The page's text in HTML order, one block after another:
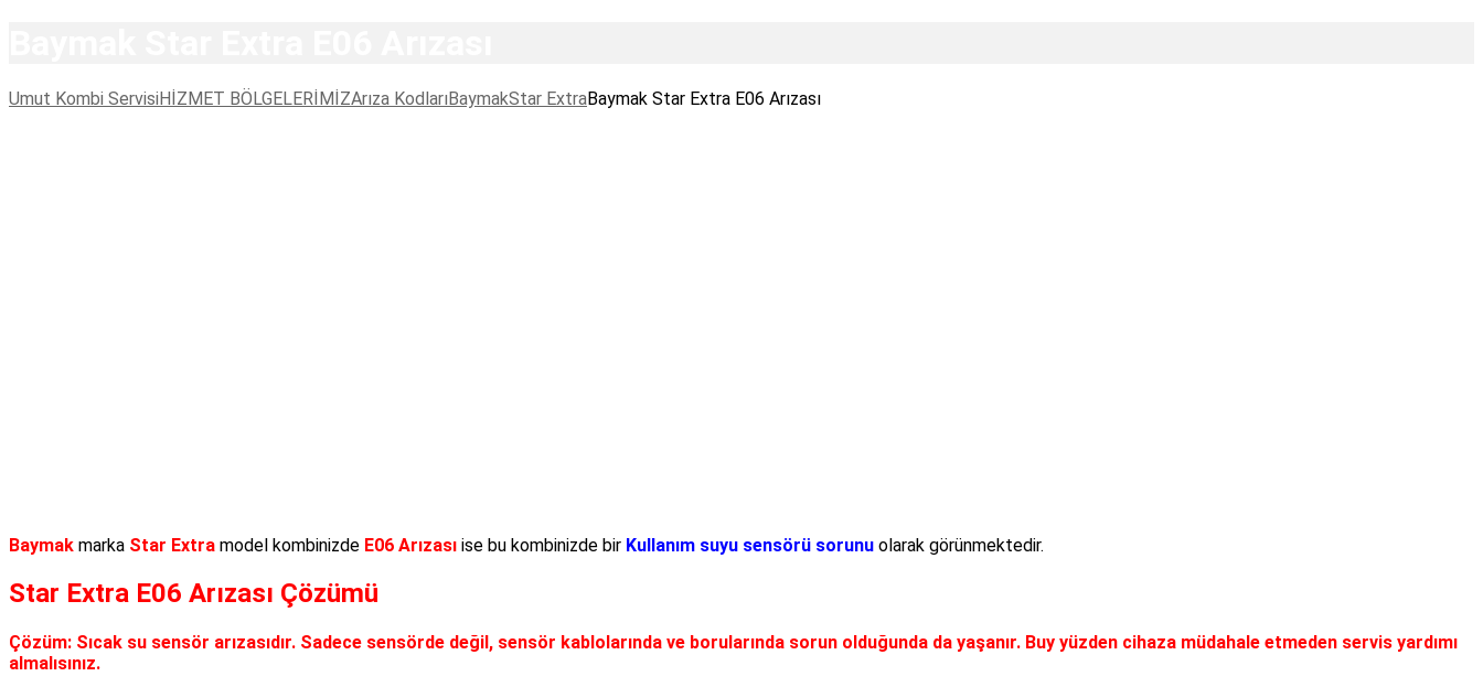
Umut Kombi ServisiHİZMET BÖLGELERİMİZArıza KodlarıBaymakStar ExtraBaymak Star Extra E06 Arızası
Baymak marka Star Extra model kombinizde E06 Arızası ise bu kombinizde bir Kullanım suyu sensörü sorunu olarak görünmektedir.
Star Extra E06 Arızası Çözümü
Çözüm: Sıcak su sensör arızasıdır. Sadece sensörde değil, sensör kablolarında ve borularında sorun olduğunda da yaşanır. Buy yüzden cihaza müdahale etmeden servis yardımı
almalısınız.